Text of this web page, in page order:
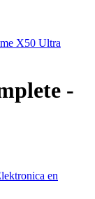
X50 Ultra
-
en